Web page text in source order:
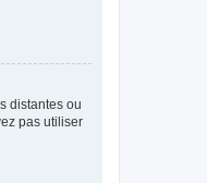
distantes ou
pas utiliser